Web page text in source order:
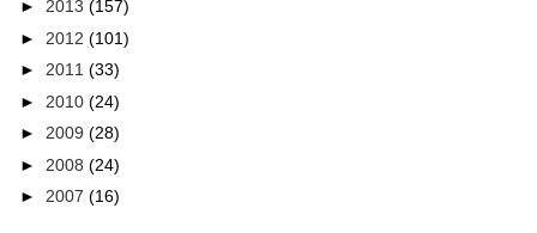
► 2013 (157)
► 2012 (101)
► 2011 (33)
► 2010 (24)
► 2009 (28)
► 2008 (24)
► 2007 (16)